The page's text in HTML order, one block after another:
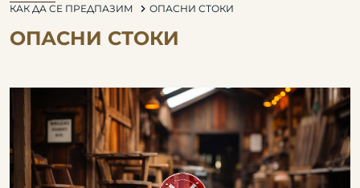
КАК ДА СЕ ПРЕДПАЗИМ
ОПАСНИ СТОКИ
ОПАСНИ СТОКИ